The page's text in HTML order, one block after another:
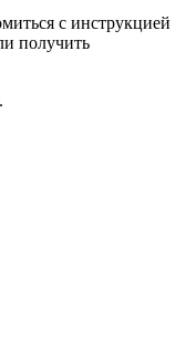
с инструкцией
получить